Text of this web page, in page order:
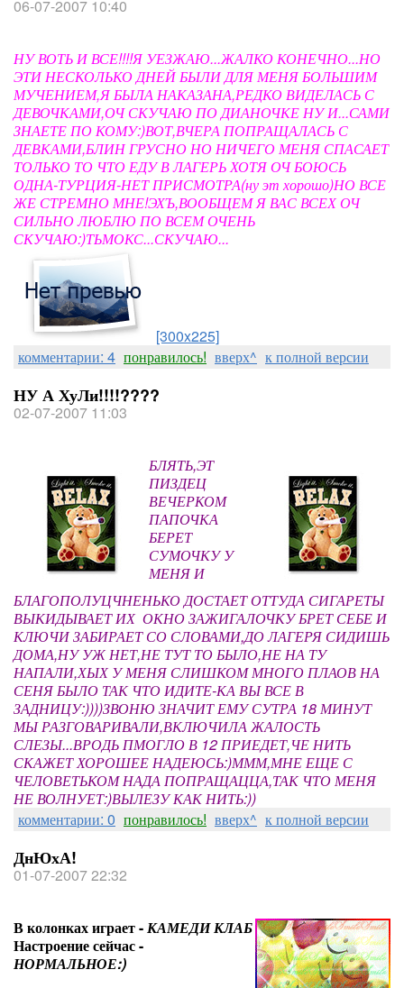
06-07-2007 10:40
НУ ВОТЬ И ВСЕ!!!!Я УЕЗЖАЮ...ЖАЛКО КОНЕЧНО...НО
ЭТИ НЕСКОЛЬКО ДНЕЙ БЫЛИ ДЛЯ МЕНЯ БОЛЬШИМ
МУЧЕНИЕМ,Я БЫЛА НАКАЗАНА,РЕДКО ВИДЕЛАСЬ С
ДЕВОЧКАМИ,ОЧ СКУЧАЮ ПО ДИАНОЧКЕ НУ И...САМИ
ЗНАЕТЕ ПО КОМУ:)ВОТ,ВЧЕРА ПОПРАЩАЛАСЬ С
ДЕВКАМИ,БЛИН ГРУСНО НО НИЧЕГО МЕНЯ СПАСАЕТ
ТОЛЬКО ТО ЧТО ЕДУ В ЛАГЕРЬ ХОТЯ ОЧ БОЮСЬ
ОДНА-ТУРЦИЯ-НЕТ ПРИСМОТРА(ну эт хорошо)НО ВСЕ
ЖЕ СТРЕМНО МНЕ!ЭХЪ,ВООБЩЕМ Я ВАС ВСЕХ ОЧ
СИЛЬНО ЛЮБЛЮ ПО ВСЕМ ОЧЕНЬ
СКУЧАЮ:)ТЬМОКС...СКУЧАЮ...
[300x225]
комментарии: 4 понравилось! вверх^ к полной версии
НУ А ХуЛи!!!!????
02-07-2007 11:03
БЛЯТЬ,ЭТ
ПИЗДЕЦ
ВЕЧЕРКОМ
ПАПОЧКА
БЕРЕТ
СУМОЧКУ У
МЕНЯ И
БЛАГОПОЛУЦЧНЕНЬКО ДОСТАЕТ ОТТУДА СИГАРЕТЫ
ВЫКИДЫВАЕТ ИХ ОКНО ЗАЖИГАЛОЧКУ БРЕТ СЕБЕ И
КЛЮЧИ ЗАБИРАЕТ СО СЛОВАМИ,ДО ЛАГЕРЯ СИДИШЬ
ДОМА,НУ УЖ НЕТ,НЕ ТУТ ТО БЫЛО,НЕ НА ТУ
НАПАЛИ,ХЫХ У МЕНЯ СЛИШКОМ МНОГО ПЛАОВ НА
СЕНЯ БЫЛО ТАК ЧТО ИДИТЕ-КА ВЫ ВСЕ В
ЗАДНИЦУ:))))ЗВОНЮ ЗНАЧИТ ЕМУ СУТРА 18 МИНУТ
МЫ РАЗГОВАРИВАЛИ,ВКЛЮЧИЛА ЖАЛОСТЬ
СЛЕЗЫ...ВРОДЬ ПМОГЛО В 12 ПРИЕДЕТ,ЧЕ НИТЬ
СКАЖЕТ ХОРОШЕЕ НАДЕЮСЬ:)МММ,МНЕ ЕЩЕ С
ЧЕЛОВЕТЬКОМ НАДА ПОПРАЩАЦЦА,ТАК ЧТО МЕНЯ
НЕ ВОЛНУЕТ:)ВЫЛЕЗУ КАК НИТЬ:))
комментарии: 0 понравилось! вверх^ к полной версии
ДнЮхА!
01-07-2007 22:32
В колонках играет -КАМЕДИ КЛАБ
Настроение сейчас -
НОРМАЛЬНОЕ:)